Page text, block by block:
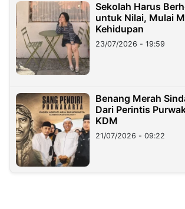
Sekolah Harus
untuk Nilai, Mulai
Kehidupan
23/07/2026 - 19:59
Benang Merah
Dari Perintis
KDM
21/07/2026 - 09:22